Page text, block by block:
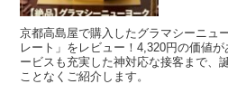
京都高島屋で購入したグラマシーニュ
レート」をレビュー！4,320円の価値
ービスも充実した神対応な接客まで、
ことなくご紹介します。